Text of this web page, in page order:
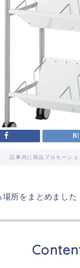
記事内に商品プロモーシ
所をまとめました